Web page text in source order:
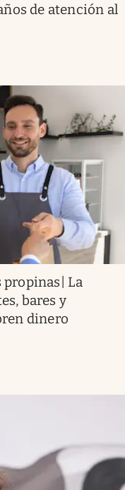
de atención al
propinas| La
bares y
dinero